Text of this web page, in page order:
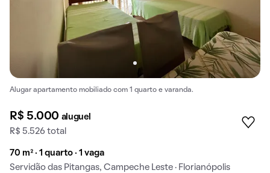
Alugar apartamento mobiliado com 1 quarto e varanda.
R$ 5.000 aluguel
R$ 5.526 total
70 m² · 1 quarto · 1 vaga
Servidão das Pitangas, Campeche Leste · Florianópolis